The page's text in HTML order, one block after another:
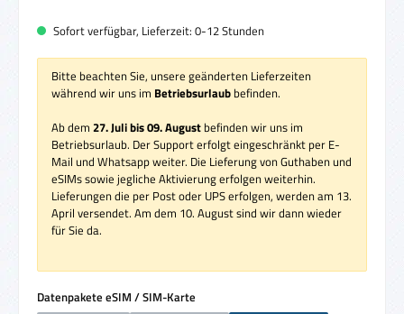
Sofort verfügbar, Lieferzeit: 0-12 Stunden
Bitte beachten Sie, unsere geänderten Lieferzeiten
während wir uns im Betriebsurlaub befinden.
Ab dem 27. Juli bis 09. August befinden wir uns im
Betriebsurlaub. Der Support erfolgt eingeschränkt per E-
Mail und Whatsapp weiter. Die Lieferung von Guthaben und
eSIMs sowie jegliche Aktivierung erfolgen weiterhin.
Lieferungen die per Post oder UPS erfolgen, werden am 13.
April versendet. Am dem 10. August sind wir dann wieder
für Sie da.
Datenpakete eSIM / SIM-Karte